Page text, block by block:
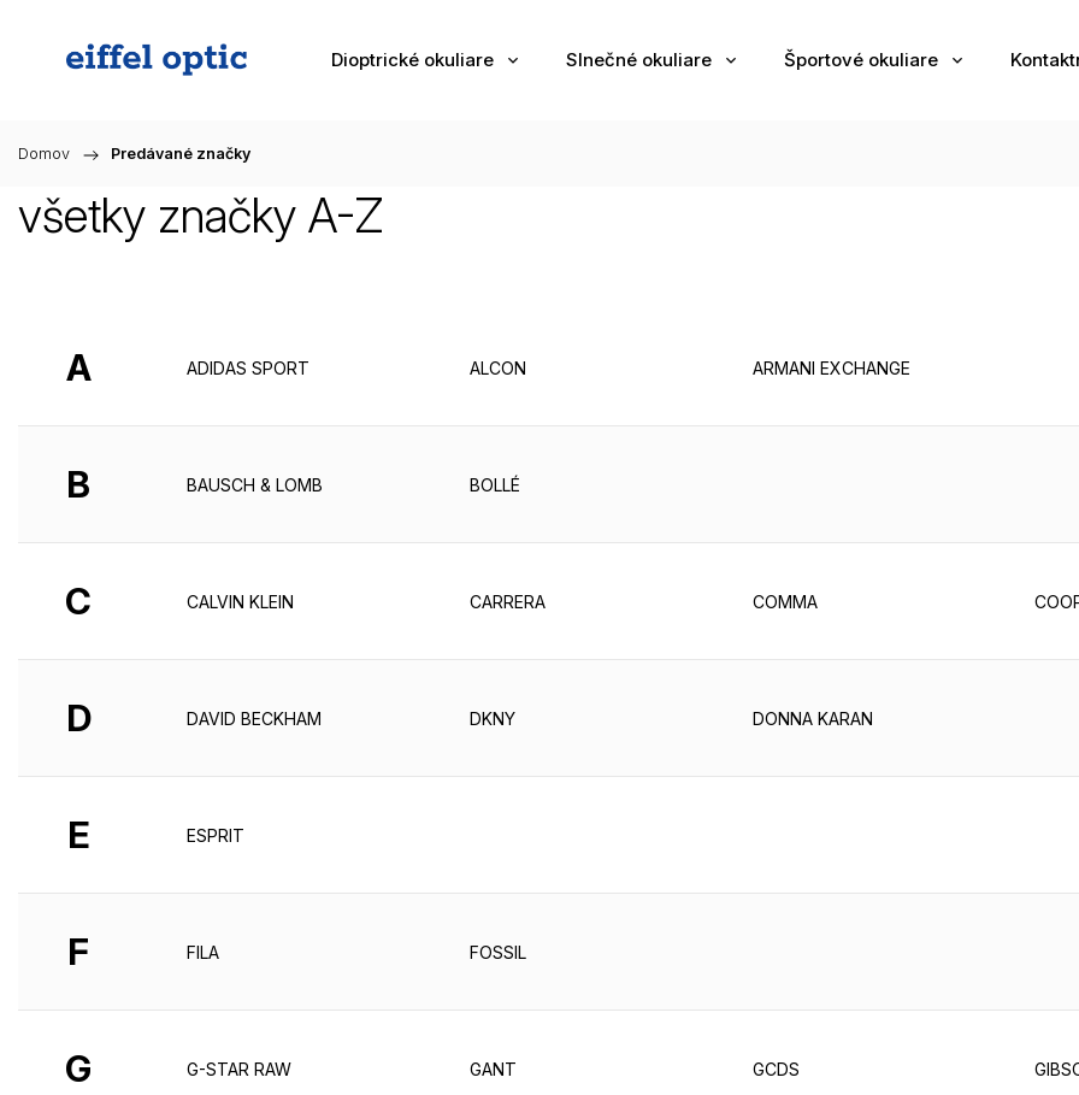
Dioptrické okuliare Slnečné okuliare Športové okuliare
Domov / Predávané značky
všetky značky A-Z
A ADIDAS SPORT ALCON ARMANI EXCHANGE
B BAUSCH & LOMB BOLLÉ
C CALVIN KLEIN CARRERA COMMA
D DAVID BECKHAM DKNY DONNA KARAN
E ESPRIT
F FILA FOSSIL
G G-STAR RAW GANT GCDS